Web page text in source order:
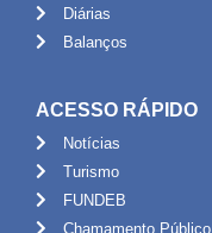
Diárias
Balanços
ACESSO RÁPIDO
Notícias
Turismo
FUNDEB
Chamamento Público